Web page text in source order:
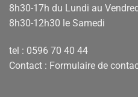
8h30-17h du Lundi au
8h30-12h30 le Samedi
tel : 0596 70 40 44
Contact : Formulaire de